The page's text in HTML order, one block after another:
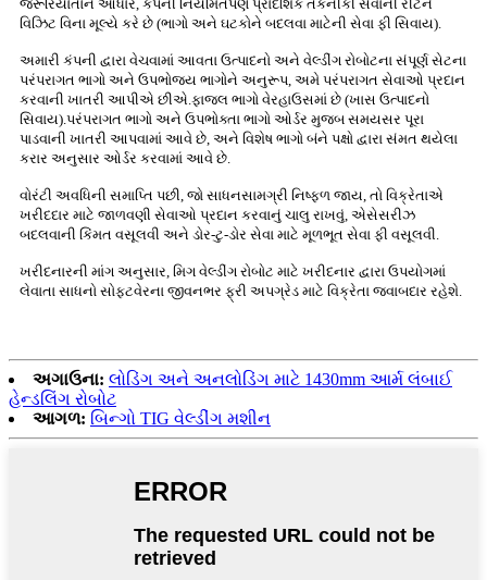
જરૂરિયાતોને આધારે, કંપની નિયમિતપણે પ્રાદેશિક તકનીકી સેવાની રીટર્ન
વિઝિટ વિના મૂલ્યે કરે છે (ભાગો અને ઘટકોને બદલવા માટેની સેવા ફી સિવાય).
અમારી કંપની દ્વારા વેચવામાં આવતા ઉત્પાદનો અને વેલ્ડીંગ રોબોટના સંપૂર્ણ સેટના
પરંપરાગત ભાગો અને ઉપભોજ્ય ભાગોને અનુરૂપ, અમે પરંપરાગત સેવાઓ પ્રદાન
કરવાની ખાતરી આપીએ છીએ.ફાજલ ભાગો વેરહાઉસમાં છે (ખાસ ઉત્પાદનો
સિવાય).પરંપરાગત ભાગો અને ઉપભોક્તા ભાગો ઓર્ડર મુજબ સમયસર પૂરા
પાડવાની ખાતરી આપવામાં આવે છે, અને વિશેષ ભાગો બંને પક્ષો દ્વારા સંમત થયેલા
કરાર અનુસાર ઓર્ડર કરવામાં આવે છે.
વોરંટી અવધિની સમાપ્તિ પછી, જો સાધનસામગ્રી નિષ્ફળ જાય, તો વિક્રેતાએ
ખરીદદાર માટે જાળવણી સેવાઓ પ્રદાન કરવાનું ચાલુ રાખવું, એસેસરીઝ
બદલવાની કિંમત વસૂલવી અને ડોર-ટુ-ડોર સેવા માટે મૂળભૂત સેવા ફી વસૂલવી.
ખરીદનારની માંગ અનુસાર, મિગ વેલ્ડીંગ રોબોટ માટે ખરીદનાર દ્વારા ઉપયોગમાં
લેવાતા સાધનો સોફ્ટવેરના જીવનભર ફ્રી અપગ્રેડ માટે વિક્રેતા જવાબદાર રહેશે.
અગાઉના: લોડિંગ અને અનલોડિંગ માટે 1430mm આર્મ લંબાઈ
હેન્ડલિંગ રોબોટ
આગળ: બિન્ગો TIG વેલ્ડીંગ મશીન